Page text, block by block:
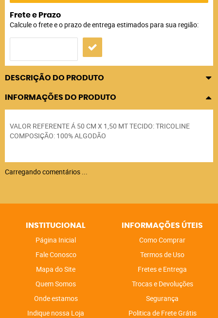
Frete e Prazo
Calcule o frete e o prazo de entrega estimados para sua região:
DESCRIÇÃO DO PRODUTO
INFORMAÇÕES DO PRODUTO
VALOR REFERENTE Á 50 CM X 1,50 MT TECIDO: TRICOLINE
COMPOSIÇÃO: 100% ALGODÃO
Carregando comentários ...
INSTITUCIONAL
Página Inicial
Fale Conosco
Mapa do Site
Quem Somos
Onde estamos
Indique nossa Loja
INFORMAÇÕES ÚTEIS
Como Comprar
Termos de Uso
Fretes e Entrega
Trocas e Devoluções
Segurança
Politica de Frete Grátis